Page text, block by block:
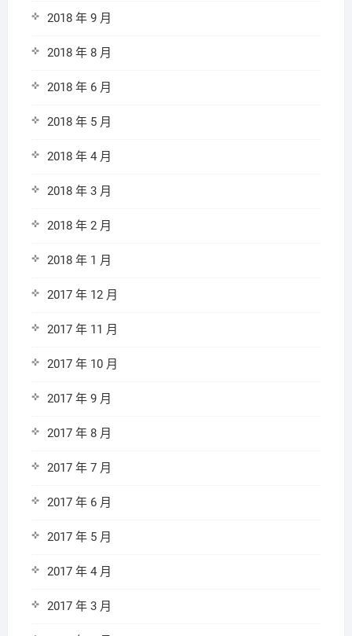
2018 年 9 月
2018 年 8 月
2018 年 6 月
2018 年 5 月
2018 年 4 月
2018 年 3 月
2018 年 2 月
2018 年 1 月
2017 年 12 月
2017 年 11 月
2017 年 10 月
2017 年 9 月
2017 年 8 月
2017 年 7 月
2017 年 6 月
2017 年 5 月
2017 年 4 月
2017 年 3 月